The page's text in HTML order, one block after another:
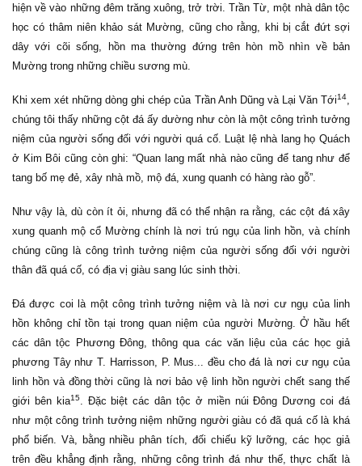
hiện về vào những đêm trăng xuông, trở trời. Trần Từ, một nhà dân tộc
học có thâm niên khảo sát Mường, cũng cho rằng, khi bị cắt đứt sợi
dây với cõi sống, hồn ma thường đứng trên hòn mồ nhìn về bản
Mường trong những chiều sương mù.
Khi xem xét những dòng ghi chép của Trần Anh Dũng và Lại Văn Tới14
chúng tôi thấy những cột đá ấy dường như còn là một công trình tưởng
niệm của người sống đối với người quá cố. Luật lệ nhà lang họ Quách
ở Kim Bôi cũng còn ghi: “Quan lang mất nhà nào cũng để tang như để
tang bố mẹ đẻ, xây nhà mồ, mộ đá, xung quanh có hàng rào gỗ”.
Như vậy là, dù còn ít ỏi, nhưng đã có thể nhận ra rằng, các cột đá xây
xung quanh mộ cổ Mường chính là nơi trú ngụ của linh hồn, và chính
chúng cũng là công trình tưởng niệm của người sống đối với người
thân đã quá cố, có địa vị giàu sang lúc sinh thời.
Đá được coi là một công trình tưởng niệm và là nơi cư ngụ của linh
hồn không chỉ tồn tại trong quan niệm của người Mường. Ở hầu hết
các dân tộc Phương Đông, thông qua các văn liệu của các học giả
phương Tây như T. Harrisson, P. Mus... đều cho đá là nơi cư ngụ của
linh hồn và đồng thời cũng là nơi bảo vệ linh hồn người chết sang thế
giới bên kia15. Đặc biệt các dân tộc ở miền núi Đông Dương coi đá
như một công trình tưởng niệm những người giàu có đã quá cố là khá
phổ biến. Và, bằng nhiều phân tích, đối chiếu kỹ lưỡng, các học giả
trên đều khẳng định rằng, những công trình đá như thế, thực chất là